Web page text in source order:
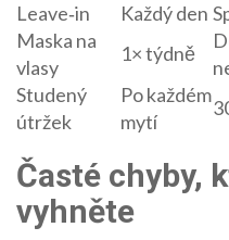
Leave‑in
Každý den
Maska na
vlasy
1× týdně
Studený
útržek
Po každém
mytí
Časté chyby,
vyhněte